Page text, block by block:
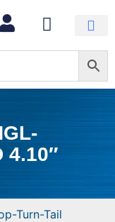
4.10″
Turn-Tail